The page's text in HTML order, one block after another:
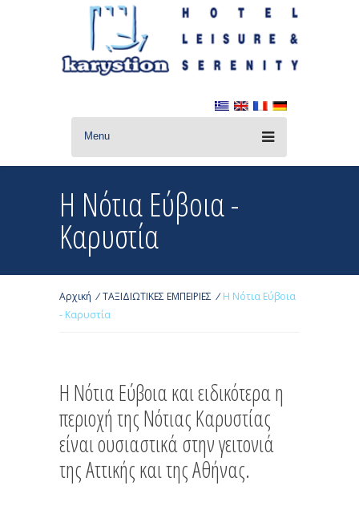
Menu
Η Νότια Εύβοια -
Καρυστία
Αρχική /ΤΑΞΙΔΙΩΤΙΚΕΣ ΕΜΠΕΙΡΙΕΣ /Η Νότια Εύβοια
- Καρυστία
Η Νότια Εύβοια και ειδικότερα η
περιοχή της Νότιας Καρυστίας
είναι ουσιαστικά στην γειτονιά
της Αττικής και της Αθήνας.